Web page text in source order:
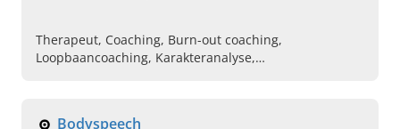
Therapeut, Coaching, Burn-out coaching,
Loopbaancoaching, Karakteranalyse,
Bodyspeech